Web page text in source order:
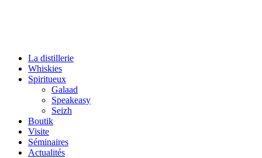
La distillerie
Whiskies
Spiritueux
Galaad
Speakeasy
Seizh
Boutik
Visite
Séminaires
Actualités